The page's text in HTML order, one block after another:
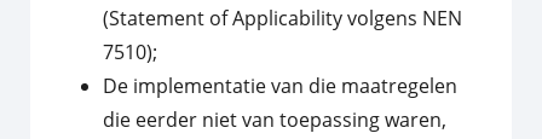
(Statement of Applicability volgens NEN
7510);
De implementatie van die maatregelen
die eerder niet van toepassing waren,